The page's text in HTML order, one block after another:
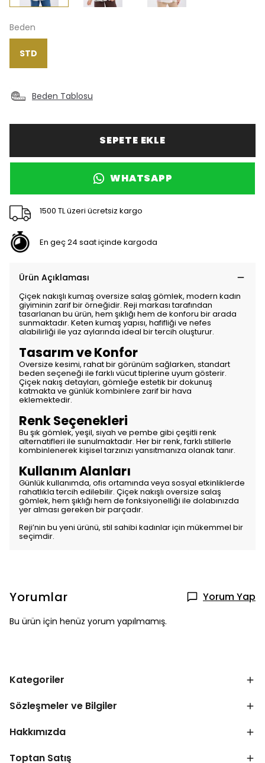
Beden
STD
Beden Tablosu
SEPETE EKLE
WHATSAPP
1500 TL üzeri ücretsiz kargo
En geç 24 saat içinde kargoda
Ürün Açıklaması
Çiçek nakışlı kumaş oversize salaş gömlek, modern kadın
giyiminin zarif bir örneğidir. Reji markası tarafından
tasarlanan bu ürün, hem şıklığı hem de konforu bir arada
sunmaktadır. Keten kumaş yapısı, hafifliği ve nefes
alabilirliği ile yaz aylarında ideal bir tercih oluşturur.
Tasarım ve Konfor
Oversize kesimi, rahat bir görünüm sağlarken, standart
beden seçeneği ile farklı vücut tiplerine uyum gösterir.
Çiçek nakış detayları, gömleğe estetik bir dokunuş
katmakta ve günlük kombinlere zarif bir hava
eklemektedir.
Renk Seçenekleri
Bu şık gömlek, yeşil, siyah ve pembe gibi çeşitli renk
alternatifleri ile sunulmaktadır. Her bir renk, farklı stillerle
kombinlenerek kişisel tarzınızı yansıtmanıza olanak tanır.
Kullanım Alanları
Günlük kullanımda, ofis ortamında veya sosyal etkinliklerde
rahatlıkla tercih edilebilir. Çiçek nakışlı oversize salaş
gömlek, hem şıklığı hem de fonksiyonelliği ile dolabınızda
yer alması gereken bir parçadır.
Reji’nin bu yeni ürünü, stil sahibi kadınlar için mükemmel bir
seçimdir.
Yorumlar Yorum Yap
Bu ürün için henüz yorum yapılmamış.
Kategoriler
Sözleşmeler ve Bilgiler
Hakkımızda
Toptan Satış